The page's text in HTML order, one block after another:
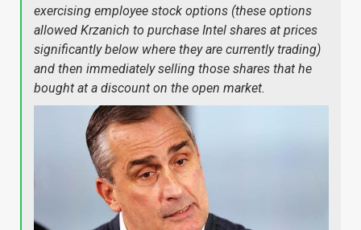
exercising employee stock options (these options
allowed Krzanich to purchase Intel shares at prices
significantly below where they are currently trading)
and then immediately selling those shares that he
bought at a discount on the open market.